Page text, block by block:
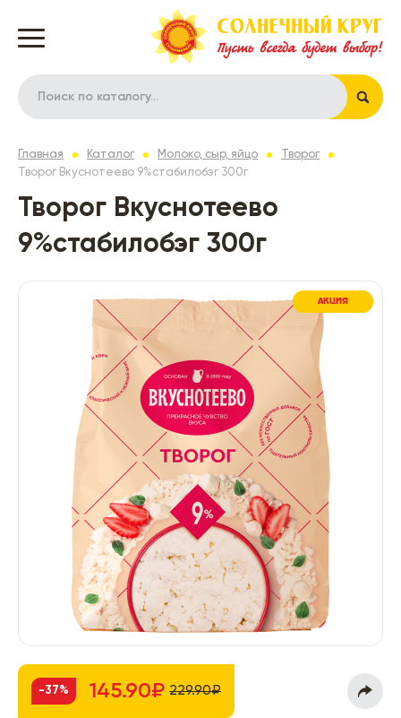
Главная Каталог Молоко, сыр, яйцо
Творог
Творог Вкуснотеево 9%стабилобэг 300г
Творог Вкуснотеево
9%стабилобэг 300г
АКЦИЯ
-37% 145.90₽ 229.90₽